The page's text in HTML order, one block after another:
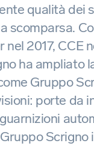
qualità dei
scomparsa.
2017, CCE
ha ampliato
Gruppo
porte da
Scrigno